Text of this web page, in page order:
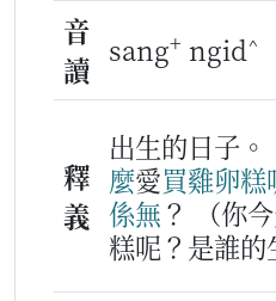
音
讀
sang+ ngid^
釋
義
出生的日子。
麼愛買雞卵糕
係無？
（你
糕呢？是誰的